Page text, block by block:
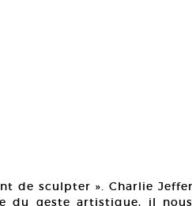
de sculpter ». Charlie
du geste artistique, il